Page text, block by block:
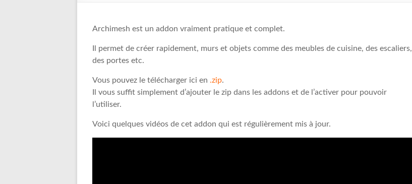
Archimesh est un addon vraiment pratique et complet.
Il permet de créer rapidement, murs et objets comme des meubles de cuisine, des escaliers,
des portes etc.
Vous pouvez le télécharger ici en .zip.
Il vous suffit simplement d’ajouter le zip dans les addons et de l’activer pour pouvoir
l’utiliser.
Voici quelques vidéos de cet addon qui est régulièrement mis à jour.